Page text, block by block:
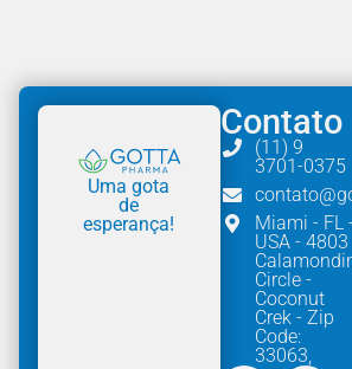
Uma gota
de
esperança!
Contato
(11) 9
3701-0375
Miami - FL -
USA - 4803
Circle -
Coconut
Crek - Zip
Code:
33063,